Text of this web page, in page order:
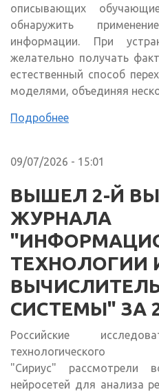
описывающих
обнаружить
информации. При
желательно получать
естественный способ
моделями, объединяя
Подробнее
09/07/2026 - 15:01
ВЫШЕЛ 2-Й
ЖУРНАЛА
ТЕХНОЛОГИИ
СИСТЕМЫ" ЗА
Российские
"Сириус" рассмотрели
нейросетей для анализа